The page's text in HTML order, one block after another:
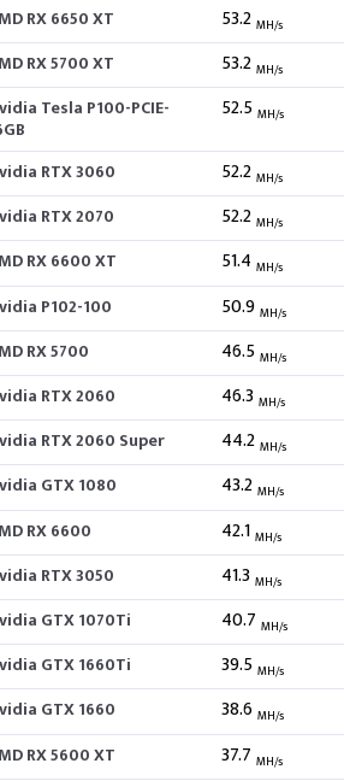
RX 6650 XT 53.2 MH/s
RX 5700 XT 53.2 MH/s
Tesla P100-PCIE- 52.5 MH/s
RTX 3060 52.2 MH/s
RTX 2070 52.2 MH/s
RX 6600 XT 51.4 MH/s
P102-100 50.9 MH/s
RX 5700 46.5 MH/s
RTX 2060 46.3 MH/s
RTX 2060 Super 44.2 MH/s
GTX 1080 43.2 MH/s
RX 6600 42.1 MH/s
RTX 3050 41.3 MH/s
GTX 1070Ti 40.7 MH/s
GTX 1660Ti 39.5 MH/s
GTX 1660 38.6 MH/s
RX 5600 XT 37.7 MH/s